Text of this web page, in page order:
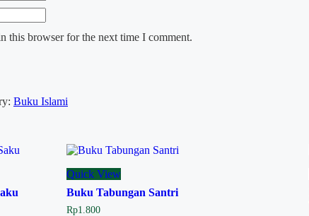
this browser for the next time I comment.
Buku Islami
Quick View
Buku Tabungan Santri
Rp1.800